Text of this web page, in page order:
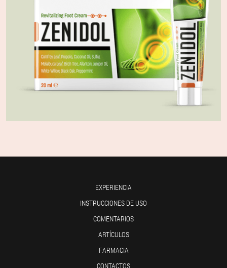
EXPERIENCIA
INSTRUCCIONES DE USO
COMENTARIOS
ARTÍCULOS
FARMACIA
CONTACTOS